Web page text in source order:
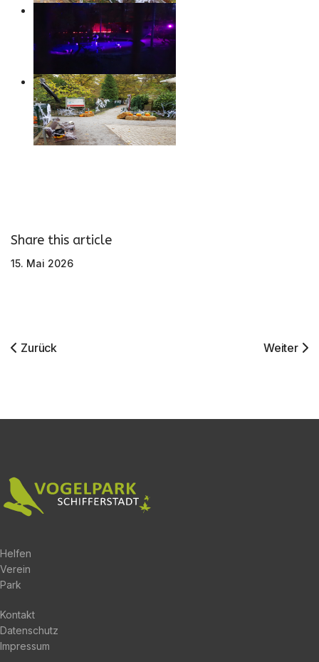
Share this article
15. Mai 2026
Vorheriger Beitrag: Parkfest Im Vogelpark 2026
Zurück Nächster
Weiter
Helfen
Verein
Park
Kontakt
Datenschutz
Impressum